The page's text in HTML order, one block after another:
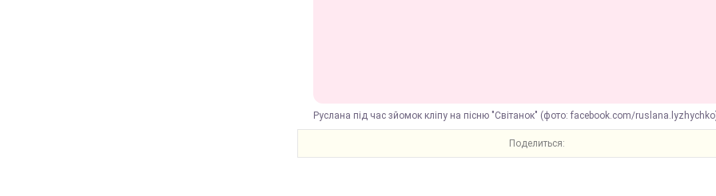
Руслана під час зйомок кліпу на пісню "Світанок" (фото: facebook.com/
Поделиться: